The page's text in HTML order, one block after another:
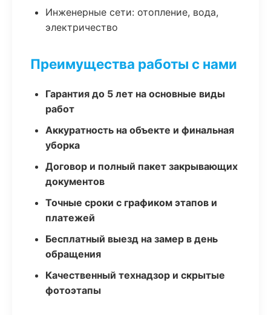
Инженерные сети: отопление, вода,
электричество
Преимущества работы с нами
Гарантия до 5 лет на основные виды
работ
Аккуратность на объекте и финальная
уборка
Договор и полный пакет закрывающих
документов
Точные сроки с графиком этапов и
платежей
Бесплатный выезд на замер в день
обращения
Качественный технадзор и скрытые
фотоэтапы